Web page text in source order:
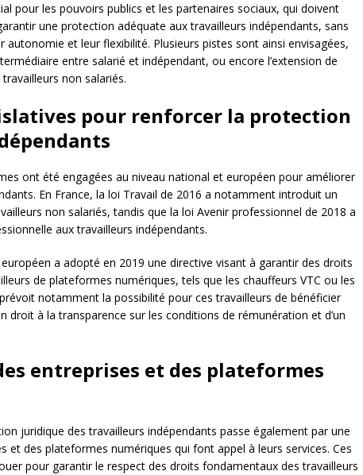
pour les pouvoirs publics et les partenaires sociaux, qui doivent
une protection adéquate aux travailleurs indépendants, sans
et leur flexibilité. Plusieurs pistes sont ainsi envisagées,
entre salarié et indépendant, ou encore l’extension de
non salariés.
pour renforcer la protection
ont été engagées au niveau national et européen pour améliorer
En France, la loi Travail de 2016 a notamment introduit un
non salariés, tandis que la loi Avenir professionnel de 2018 a
aux travailleurs indépendants.
a adopté en 2019 une directive visant à garantir des droits
de plateformes numériques, tels que les chauffeurs VTC ou les
notamment la possibilité pour ces travailleurs de bénéficier
droit à la transparence sur les conditions de rémunération et d’un
entreprises et des plateformes
juridique des travailleurs indépendants passe également par une
et des plateformes numériques qui font appel à leurs services. Ces
pour garantir le respect des droits fondamentaux des travailleurs